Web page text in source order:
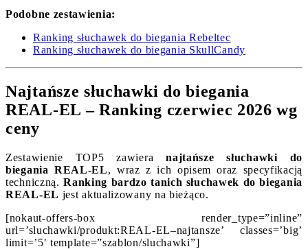
Podobne zestawienia:
Ranking słuchawek do biegania Rebeltec
Ranking słuchawek do biegania SkullCandy
Najtańsze słuchawki do biegania
REAL-EL – Ranking czerwiec 2026 wg
ceny
Zestawienie TOP5 zawieranajtańsze słuchawki do
biegania REAL-EL, wraz z ich opisem oraz specyfikacją
techniczną.Ranking bardzo tanich słuchawek do biegania
REAL-EL jest aktualizowany na bieżąco.
[nokaut-offers-box render_type=”inline”
url=’sluchawki/produkt:REAL-EL–najtansze’ classes=’big’
limit=’5′ template=”szablon/sluchawki”]